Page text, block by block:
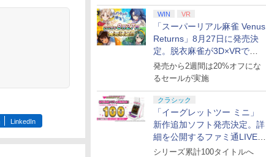
WIN VR
「スーパーリアル麻雀 Venus
Returns」8月27日に発売決
定。脱衣麻雀が3D×VRで復
活
発売から2週間は20%オフにな
るセールが実施
クラシック
「イーグレットツー ミニ」
新作追加ソフト発売決定。詳
細を公開するファミ通LIVEが
8月27日20時から配信
シリーズ累計100タイトルへ
LinkedIn